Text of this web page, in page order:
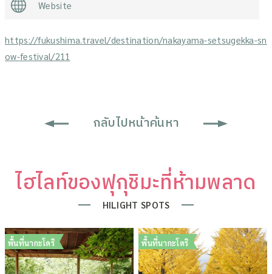
Website
https://fukushima.travel/destination/nakayama-setsugekka-sn
ow-festival/211
กลับไปหน้าค้นหา
ไฮไลท์ของฟุกุชิมะที่ห้ามพลาด
HILIGHT SPOTS
พื้นที่นากะโดริ พื้นที่นากะโดริ